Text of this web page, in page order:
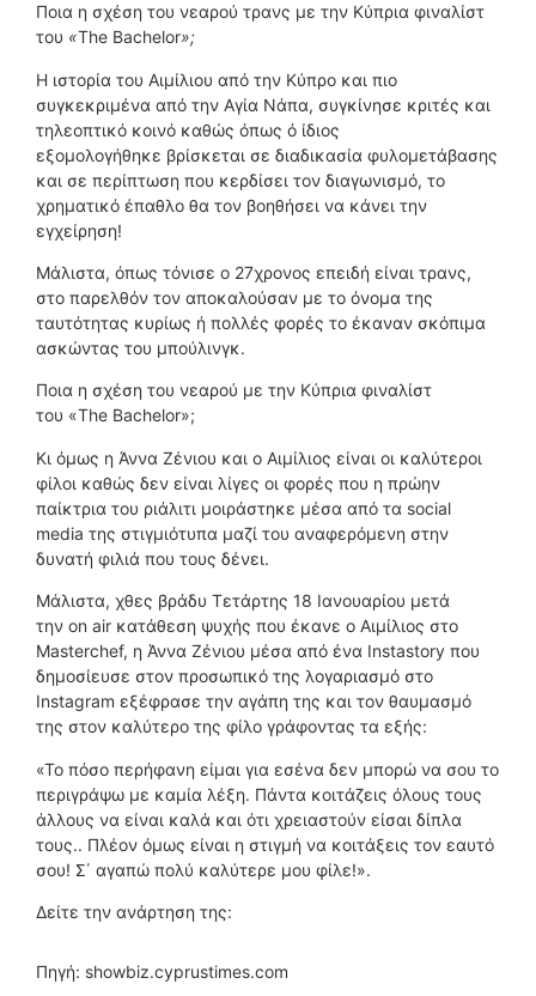
Ποια η σχέση του νεαρού τρανς με την Κύπρια φιναλίστ
του «The Bachelor»;
Η ιστορία του Αιμίλιου από την Κύπρο και πιο
συγκεκριμένα από την Αγία Νάπα, συγκίνησε κριτές και
τηλεοπτικό κοινό καθώς όπως ό ίδιος
εξομολογήθηκε βρίσκεται σε διαδικασία φυλομετάβασης
και σε περίπτωση που κερδίσει τον διαγωνισμό, το
χρηματικό έπαθλο θα τον βοηθήσει να κάνει την
εγχείρηση!
Μάλιστα, όπως τόνισε ο 27χρονος επειδή είναι τρανς,
στο παρελθόν τον αποκαλούσαν με το όνομα της
ταυτότητας κυρίως ή πολλές φορές το έκαναν σκόπιμα
ασκώντας του μπούλινγκ.
Ποια η σχέση του νεαρού με την Κύπρια φιναλίστ
του «The Bachelor»;
Κι όμως η Άννα Ζένιου και ο Αιμίλιος είναι οι καλύτεροι
φίλοι καθώς δεν είναι λίγες οι φορές που η πρώην
παίκτρια του ριάλιτι μοιράστηκε μέσα από τα social
media της στιγμιότυπα μαζί του αναφερόμενη στην
δυνατή φιλιά που τους δένει.
Μάλιστα, χθες βράδυ Τετάρτης 18 Ιανουαρίου μετά
την on air κατάθεση ψυχής που έκανε ο Αιμίλιος στο
Masterchef, η Άννα Ζένιου μέσα από ένα Instastory που
δημοσίευσε στον προσωπικό της λογαριασμό στο
Instagram εξέφρασε την αγάπη της και τον θαυμασμό
της στον καλύτερο της φίλο γράφοντας τα εξής:
«To πόσο περήφανη είμαι για εσένα δεν μπορώ να σου το
περιγράψω με καμία λέξη. Πάντα κοιτάζεις όλους τους
άλλους να είναι καλά και ότι χρειαστούν είσαι δίπλα
τους.. Πλέον όμως είναι η στιγμή να κοιτάξεις τον εαυτό
σου! Σ΄ αγαπώ πολύ καλύτερε μου φίλε!».
Δείτε την ανάρτηση της:
Πηγή: showbiz.cyprustimes.com